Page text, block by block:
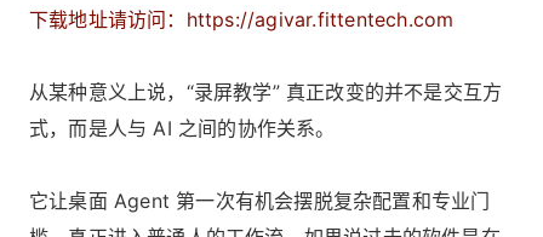
下载地址请访问：https://agivar.fittentech.com
从某种意义上说，“录屏教学” 真正改变的并不是交互方
式，而是人与 AI 之间的协作关系。
它让桌面 Agent 第一次有机会摆脱复杂配置和专业门